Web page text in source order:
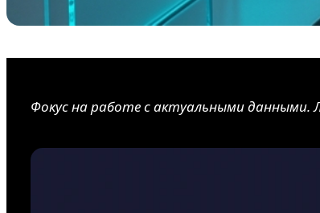
Фокус на работе с актуальными данными.